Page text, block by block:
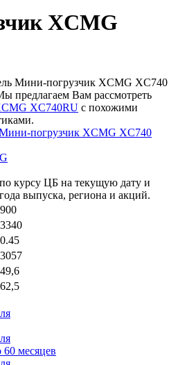
XCMG
Мини-погрузчик XCMG XC740
предлагаем Вам рассмотреть
XC740RU с похожими
курсу ЦБ на текущую дату и
выпуска, региона и акций.
900
3340
0.45
3057
49,6
62,5
месяцев